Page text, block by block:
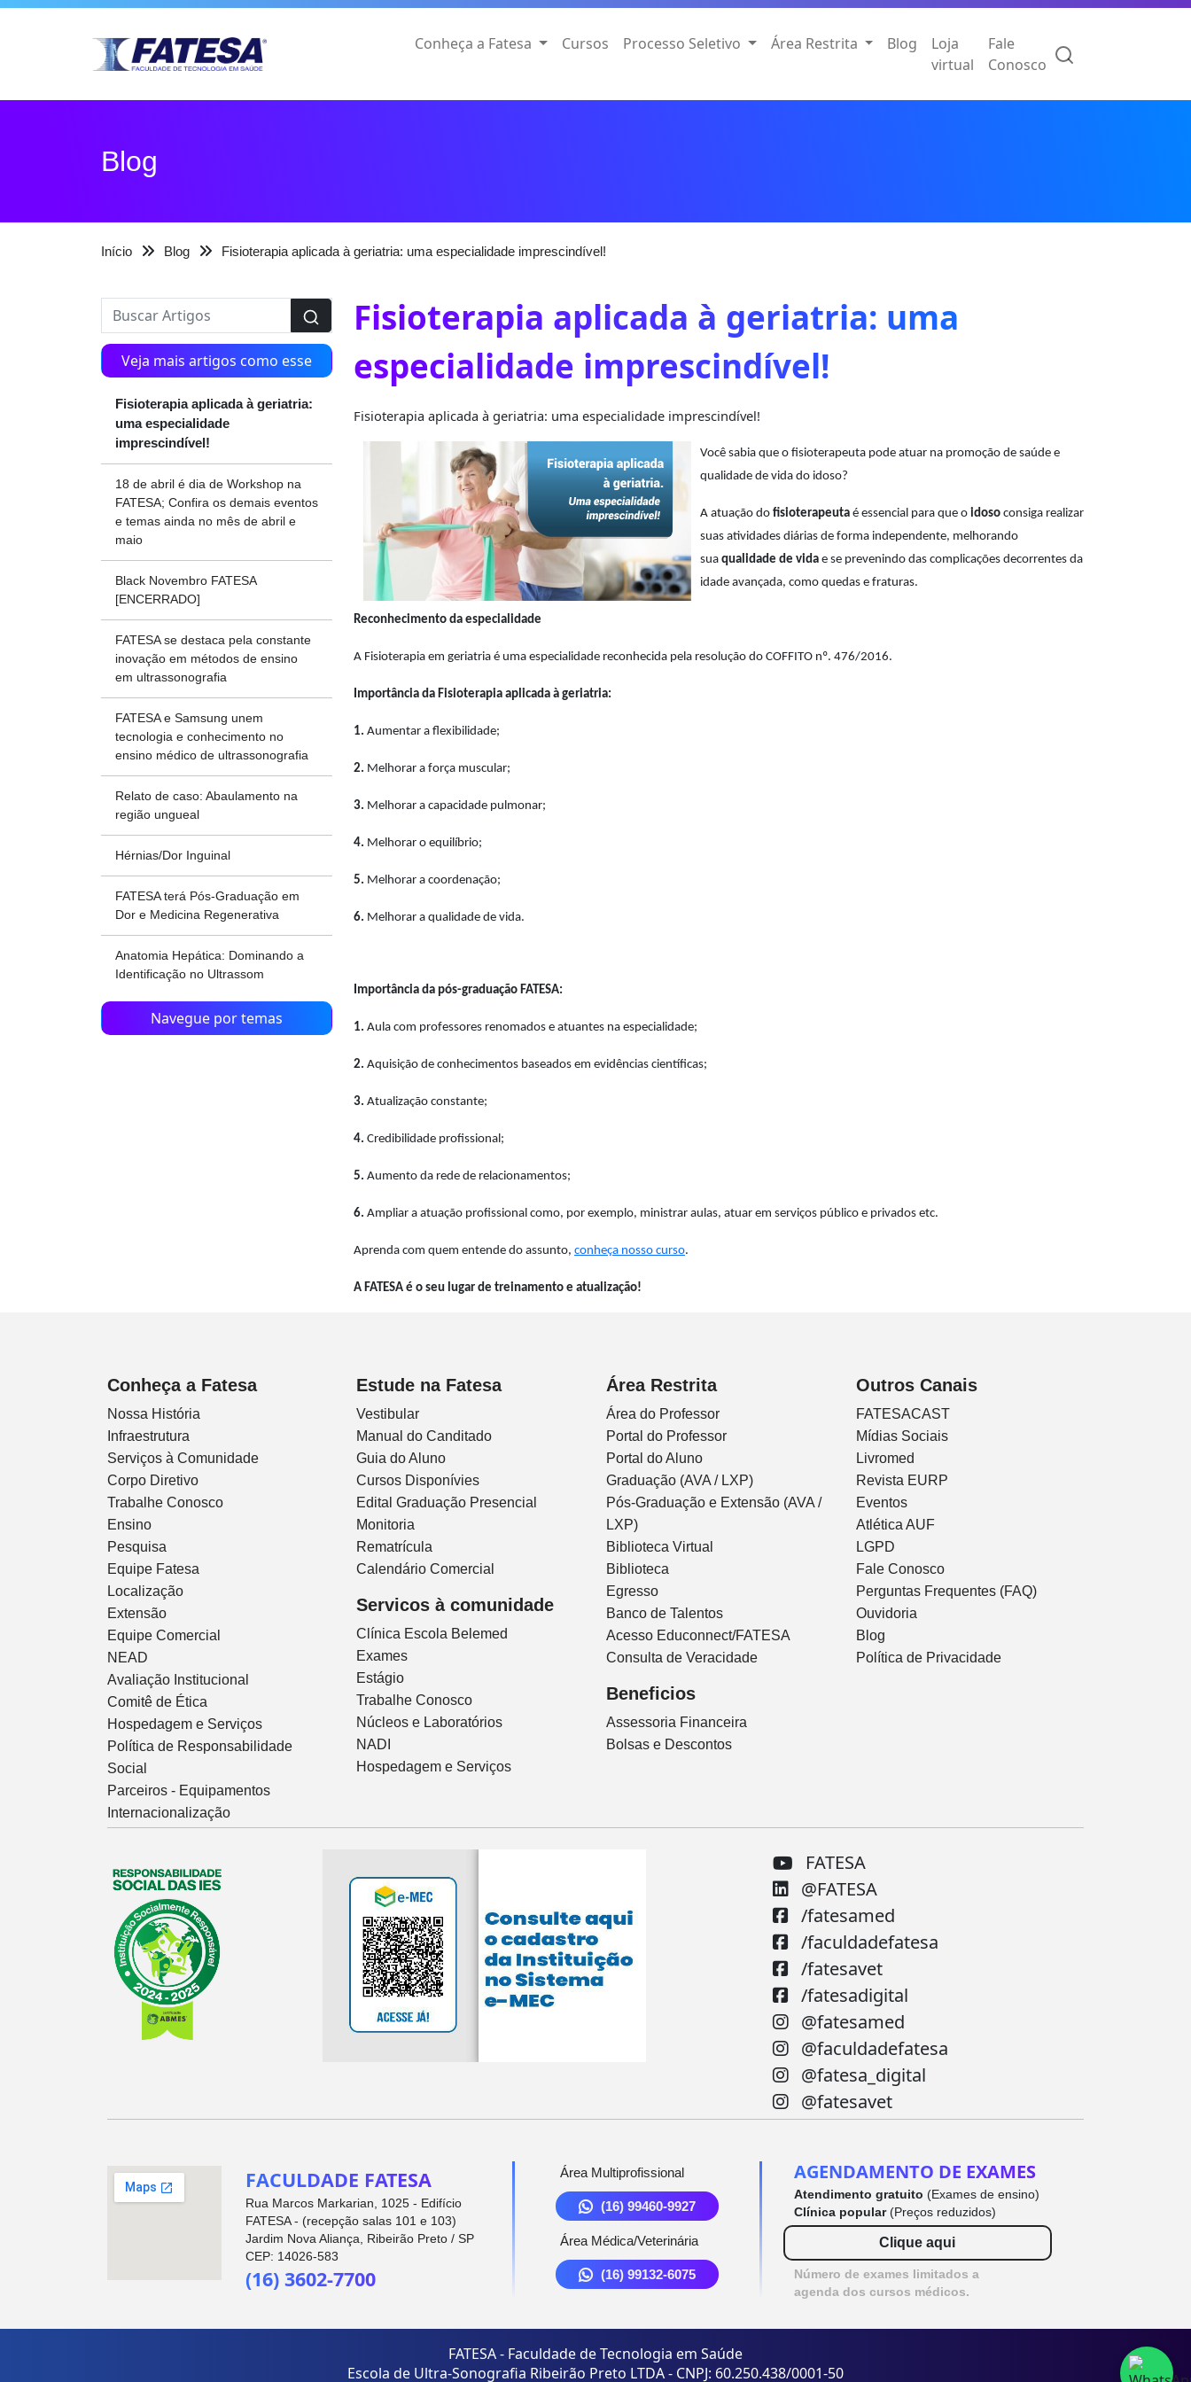
Conheça a Fatesa Cursos Processo Seletivo Área Restrita Blog
Loja
virtual
Fale
Conosco
Blog
Início Blog Fisioterapia aplicada à geriatria: uma especialidade imprescindível!
Veja mais artigos como esse
Fisioterapia aplicada à geriatria:
uma especialidade
imprescindível!
18 de abril é dia de Workshop na
FATESA; Confira os demais eventos
e temas ainda no mês de abril e
maio
Black Novembro FATESA
[ENCERRADO]
FATESA se destaca pela constante
inovação em métodos de ensino
em ultrassonografia
FATESA e Samsung unem
tecnologia e conhecimento no
ensino médico de ultrassonografia
Relato de caso: Abaulamento na
região ungueal
Hérnias/Dor Inguinal
FATESA terá Pós-Graduação em
Dor e Medicina Regenerativa
Anatomia Hepática: Dominando a
Identificação no Ultrassom
Navegue por temas
Fisioterapia aplicada à geriatria: uma
especialidade imprescindível!
Fisioterapia aplicada à geriatria: uma especialidade imprescindível!
Você sabia que o fisioterapeuta pode atuar na promoção de saúde e
qualidade de vida do idoso?
A atuação do fisioterapeuta é essencial para que o idoso consiga realizar
suas atividades diárias de forma independente, melhorando
sua qualidade de vida e se prevenindo das complicações decorrentes da
idade avançada, como quedas e fraturas.
Reconhecimento da especialidade
A Fisioterapia em geriatria é uma especialidade reconhecida pela resolução do COFFITO nº. 476/2016.
Importância da Fisioterapia aplicada à geriatria:
1. Aumentar a flexibilidade;
2. Melhorar a força muscular;
3. Melhorar a capacidade pulmonar;
4. Melhorar o equilíbrio;
5. Melhorar a coordenação;
6. Melhorar a qualidade de vida.
Importância da pós-graduação FATESA:
1. Aula com professores renomados e atuantes na especialidade;
2. Aquisição de conhecimentos baseados em evidências científicas;
3. Atualização constante;
4. Credibilidade profissional;
5. Aumento da rede de relacionamentos;
6. Ampliar a atuação profissional como, por exemplo, ministrar aulas, atuar em serviços público e privados etc.
Aprenda com quem entende do assunto, conheça nosso curso.
A FATESA é o seu lugar de treinamento e atualização!
Conheça a Fatesa
Nossa História
Infraestrutura
Serviços à Comunidade
Corpo Diretivo
Trabalhe Conosco
Ensino
Pesquisa
Equipe Fatesa
Localização
Extensão
Equipe Comercial
NEAD
Avaliação Institucional
Comitê de Ética
Hospedagem e Serviços
Política de Responsabilidade
Social
Parceiros - Equipamentos
Internacionalização
Estude na Fatesa
Vestibular
Manual do Canditado
Guia do Aluno
Cursos Disponívies
Edital Graduação Presencial
Monitoria
Rematrícula
Calendário Comercial
Servicos à comunidade
Clínica Escola Belemed
Exames
Estágio
Trabalhe Conosco
Núcleos e Laboratórios
NADI
Hospedagem e Serviços
Área Restrita
Área do Professor
Portal do Professor
Portal do Aluno
Graduação (AVA / LXP)
Pós-Graduação e Extensão (AVA /
LXP)
Biblioteca Virtual
Biblioteca
Egresso
Banco de Talentos
Acesso Educonnect/FATESA
Consulta de Veracidade
Beneficios
Assessoria Financeira
Bolsas e Descontos
Outros Canais
FATESACAST
Mídias Sociais
Livromed
Revista EURP
Eventos
Atlética AUF
LGPD
Fale Conosco
Perguntas Frequentes (FAQ)
Ouvidoria
Blog
Política de Privacidade
FATESA
@FATESA
/fatesamed
/faculdadefatesa
/fatesavet
/fatesadigital
@fatesamed
@faculdadefatesa
@fatesa_digital
@fatesavet
FACULDADE FATESA
Rua Marcos Markarian, 1025 - Edifício
FATESA - (recepção salas 101 e 103)
Jardim Nova Aliança, Ribeirão Preto / SP
CEP: 14026-583
(16) 3602-7700
Área Multiprofissional
(16) 99460-9927
Área Médica/Veterinária
(16) 99132-6075
AGENDAMENTO DE EXAMES
Atendimento gratuito (Exames de ensino)
Clínica popular(Preços reduzidos)
Clique aqui
Número de exames limitados a
agenda dos cursos médicos.
FATESA - Faculdade de Tecnologia em Saúde
Escola de Ultra-Sonografia Ribeirão Preto LTDA - CNPJ: 60.250.438/0001-50